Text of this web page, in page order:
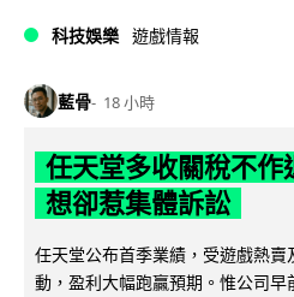
科技娛樂 遊戲情報
藍骨 18 小時
任天堂多收關稅不
想卻惹集體訴訟
任天堂公布首季業績，受遊戲熱
動，盈利大幅跑贏預期。惟公司